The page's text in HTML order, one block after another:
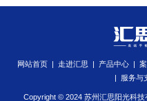
网站首页 | 走进汇思 | 产品中心 |
|
服务与
Copyright © 2024 苏州汇思阳光科